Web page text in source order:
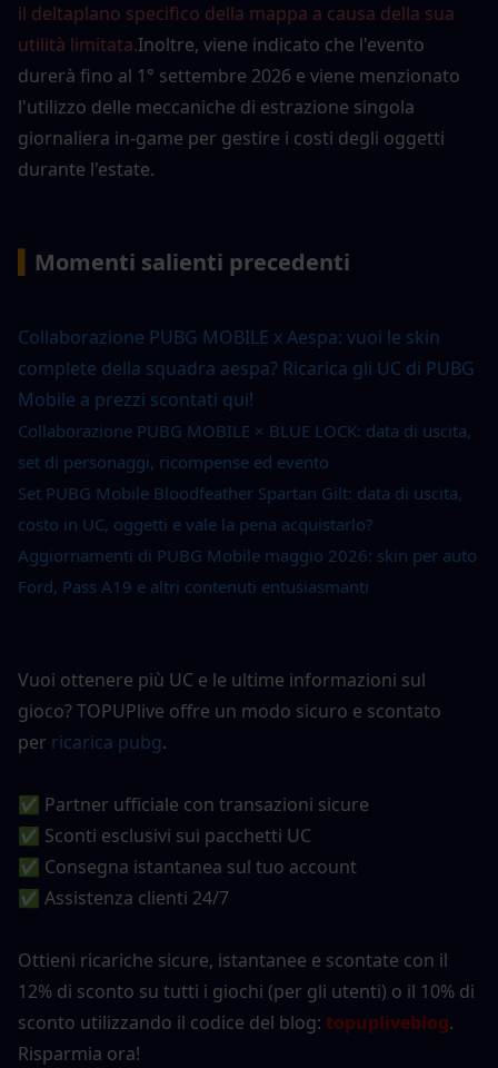
il deltaplano specifico della mappa a causa della sua
utilità limitata.Inoltre, viene indicato che l'evento
durerà fino al 1° settembre 2026 e viene menzionato
l'utilizzo delle meccaniche di estrazione singola
giornaliera in-game per gestire i costi degli oggetti
durante l'estate.
Momenti salienti precedenti
Collaborazione PUBG MOBILE x Aespa: vuoi le skin
complete della squadra aespa? Ricarica gli UC di PUBG
Mobile a prezzi scontati qui!
Collaborazione PUBG MOBILE × BLUE LOCK: data di uscita,
set di personaggi, ricompense ed evento
Set PUBG Mobile Bloodfeather Spartan Gilt: data di uscita,
costo in UC, oggetti e vale la pena acquistarlo?
Aggiornamenti di PUBG Mobile maggio 2026: skin per auto
Ford, Pass A19 e altri contenuti entusiasmanti
Vuoi ottenere più UC e le ultime informazioni sul
gioco? TOPUPlive offre un modo sicuro e scontato
per ricarica pubg.
✅ Partner ufficiale con transazioni sicure
✅ Sconti esclusivi sui pacchetti UC
✅ Consegna istantanea sul tuo account
✅ Assistenza clienti 24/7
Ottieni ricariche sicure, istantanee e scontate con il
12% di sconto su tutti i giochi (per gli utenti) o il 10% di
sconto utilizzando il codice del blog: topupliveblog.
Risparmia ora!